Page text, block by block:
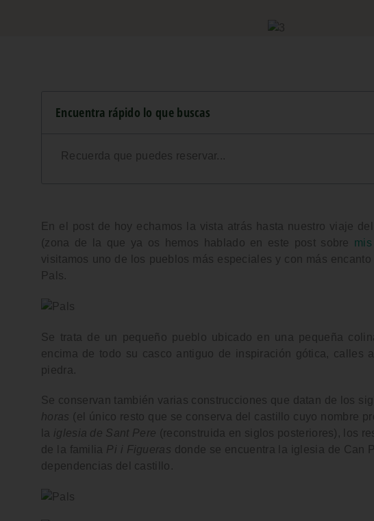
Encuentra rápido lo que buscas
Recuerda que puedes reservar...
En el post de hoy echamos la vista atrás hasta nuestro viaje
(zona de la que ya os hemos hablado en este post sobre
visitamos uno de los pueblos más especiales y con más encanto
Pals.
Se trata de un pequeño pueblo ubicado en una pequeña
encima de todo su casco antiguo de inspiración gótica, calles
piedra .
Se conservan también varias construcciones que datan de los
horas (el único resto que se conserva del castillo cuyo nombre
la iglesia de Sant Pere (reconstruida en siglos posteriores), los
de la familia Pi i Figueras donde se encuentra la iglesia de Can
dependencias del castillo.